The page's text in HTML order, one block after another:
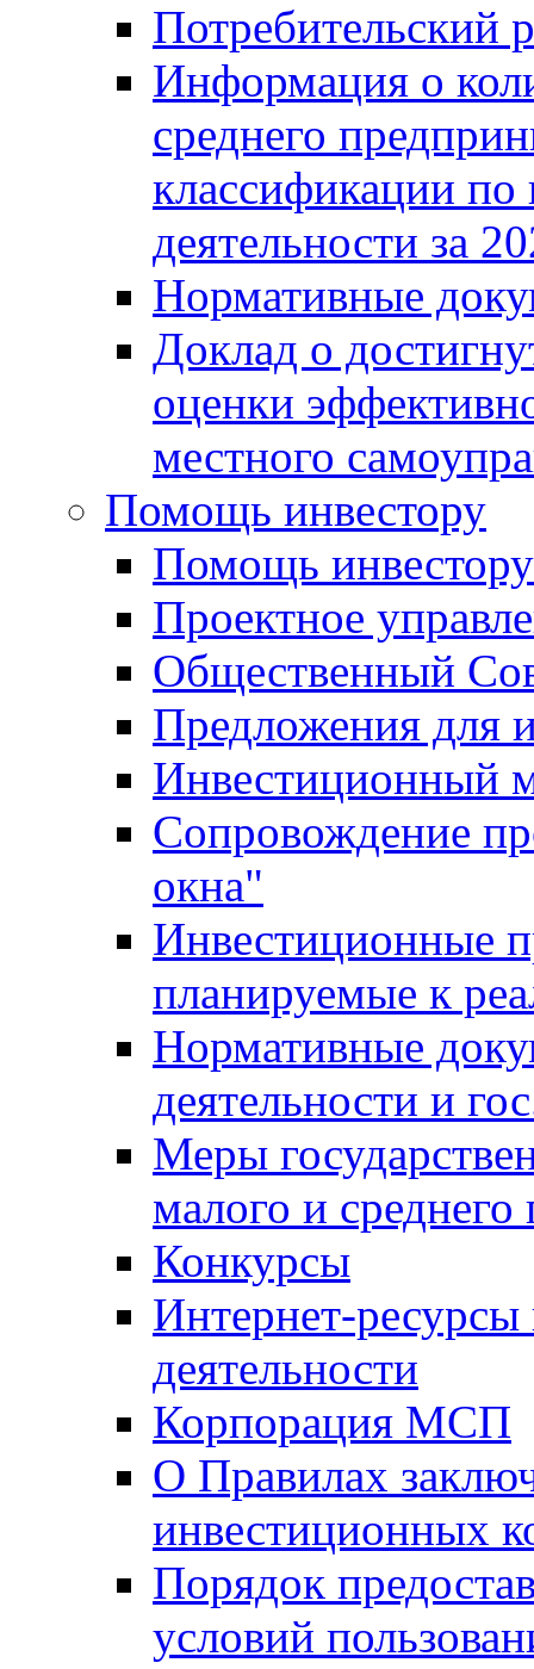
Потребительский
Информация о
среднего
классификации
деятельности за
Нормативные
Доклад о
оценки
местного
Помощь инвестору
Помощь инвестору
Проектное
Общественный
Предложения для
Инвестиционный
Сопровождение
окна"
Инвестиционные
планируемые к
Нормативные
деятельности и
Меры
малого и среднего
Конкурсы
Интернет-
деятельности
Корпорация МСП
О Правилах
инвестиционных
Порядок
условий